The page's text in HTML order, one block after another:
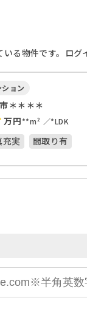
る物件です。ログ
ション
＊＊＊＊
万円**m² *LDK
充実 間取り有